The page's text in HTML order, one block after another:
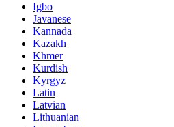
Igbo
Javanese
Kannada
Kazakh
Khmer
Kurdish
Kyrgyz
Latin
Latvian
Lithuanian